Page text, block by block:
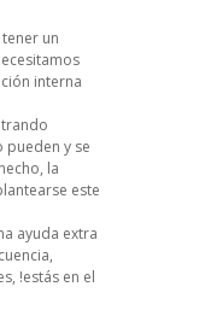
un
interna
pueden y se
la
este
ayuda extra
!estás en el